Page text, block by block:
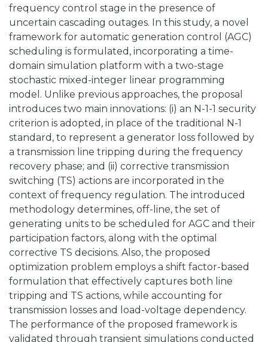
frequency control stage in the presence of
uncertain cascading outages. In this study, a novel
framework for automatic generation control (AGC)
scheduling is formulated, incorporating a time-
domain simulation platform with a two-stage
stochastic mixed-integer linear programming
model. Unlike previous approaches, the proposal
introduces two main innovations: (i) an N-1-1 security
criterion is adopted, in place of the traditional N-1
standard, to represent a generator loss followed by
a transmission line tripping during the frequency
recovery phase; and (ii) corrective transmission
switching (TS) actions are incorporated in the
context of frequency regulation. The introduced
methodology determines, off-line, the set of
generating units to be scheduled for AGC and their
participation factors, along with the optimal
corrective TS decisions. Also, the proposed
optimization problem employs a shift factor-based
formulation that effectively captures both line
tripping and TS actions, while accounting for
transmission losses and load-voltage dependency.
The performance of the proposed framework is
validated through transient simulations conducted